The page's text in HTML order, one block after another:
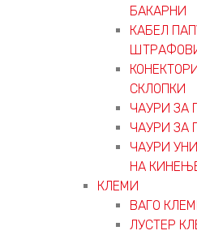
БАКАРНИ
КАБЕЛ
СКЛОПКИ
ЧАУРИ ЗА
ЧАУРИ ЗА
ЧАУРИ
НА
КЛЕМИ
ВАГО
ЛУСТЕР